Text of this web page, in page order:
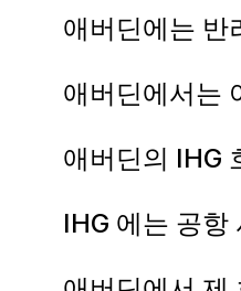
애버딘에는 반
애버딘에서는
애버딘의 IHG
IHG 에는 공항